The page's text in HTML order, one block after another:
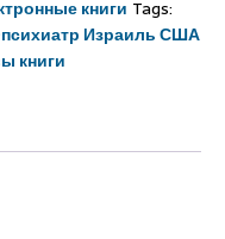
книги Tags:
Израиль США
книги